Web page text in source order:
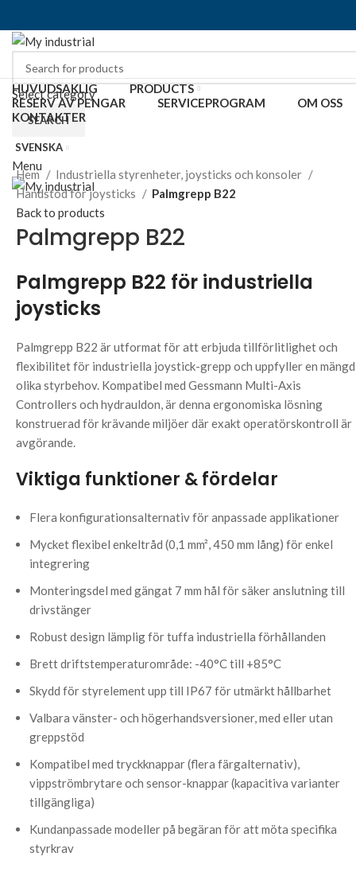
Select category
SEARCH
SVENSKA
Menu
HUVUDSAKLIG
PRODUCTS
RESERV AV PENGAR
SERVICEPROGRAM
OM OSS
KONTAKTER
Click to enlarge
Hem
Industriella styrenheter, joysticks och konsoler
Handstöd för joysticks
Palmgrepp B22
Back to products
Palmgrepp B22
Palmgrepp B22 för industriella
joysticks
Palmgrepp B22 är utformat för att erbjuda tillförlitlighet och
flexibilitet för industriella joystick-grepp och uppfyller en mängd
olika styrbehov. Kompatibel med Gessmann Multi-Axis
Controllers och hydrauldon, är denna ergonomiska lösning
konstruerad för krävande miljöer där exakt operatörskontroll är
avgörande.
Viktiga funktioner & fördelar
Flera konfigurationsalternativ för anpassade applikationer
Mycket flexibel enkeltråd (0,1 mm², 450 mm lång) för enkel
integrering
Monteringsdel med gängat 7 mm hål för säker anslutning till
drivstänger
Robust design lämplig för tuffa industriella förhållanden
Brett driftstemperaturområde: -40°C till +85°C
Skydd för styrelement upp till IP67 för utmärkt hållbarhet
Valbara vänster- och högerhandsversioner, med eller utan
greppstöd
Kompatibel med tryckknappar (flera färgalternativ),
vippströmbrytare och sensor-knappar (kapacitiva varianter
tillgängliga)
Kundanpassade modeller på begäran för att möta specifika
styrkrav